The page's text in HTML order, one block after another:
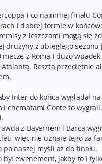
i co najmniej finału
i dobrej formie w
z leszczami mogą się
drużyny z ubiegłego
z Romą i dużo
Reszta przeciętnie
Inter do końca wyglądał
Conte to wygrali.
z Bayernem i Barcą
więc nie uznaję tego za
naszej myśli aż do finału.
ewenement, jakby to i